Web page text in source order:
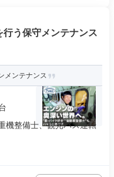
行う保守メンテナンス
メンテナンス
機整備士、観光バス運転